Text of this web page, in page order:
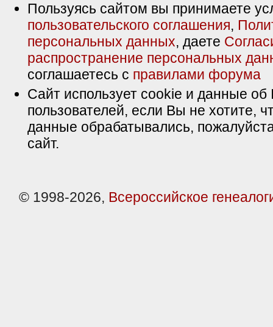
Пользуясь сайтом вы принимаете
пользовательского соглашения,
персональных данных, даете
распространение персональных
соглашаетесь с правилами форума
Сайт использует cookie и данные об
пользователей, если Вы не хотите,
данные обрабатывались,
сайт.
© 1998-2026, Всероссийское